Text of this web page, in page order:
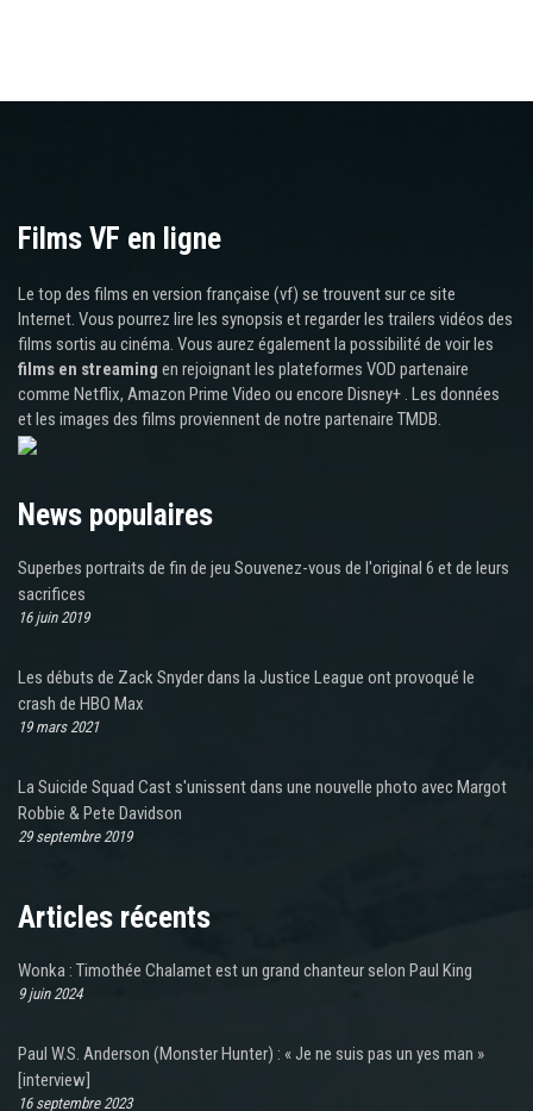
Films VF en ligne
Le top des films en version française (vf) se trouvent sur ce site
Internet. Vous pourrez lire les synopsis et regarder les trailers vidéos des
films sortis au cinéma. Vous aurez également la possibilité de voir les
films en streaming en rejoignant les plateformes VOD partenaire
comme Netflix, Amazon Prime Video ou encore Disney+ . Les données
et les images des films proviennent de notre partenaire TMDB.
News populaires
Superbes portraits de fin de jeu Souvenez-vous de l'original 6 et de leurs
sacrifices
16 juin 2019
Les débuts de Zack Snyder dans la Justice League ont provoqué le
crash de HBO Max
19 mars 2021
La Suicide Squad Cast s'unissent dans une nouvelle photo avec Margot
Robbie & Pete Davidson
29 septembre 2019
Articles récents
Wonka : Timothée Chalamet est un grand chanteur selon Paul King
9 juin 2024
Paul W.S. Anderson (Monster Hunter) : « Je ne suis pas un yes man »
[interview]
16 septembre 2023